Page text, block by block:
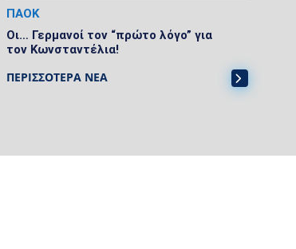
ΠΑΟΚ
Οι… Γερμανοί τον “πρώτο λόγο” για
τον Κωνσταντέλια!
ΠΕΡΙΣΣΟΤΕΡΑ ΝΕΑ